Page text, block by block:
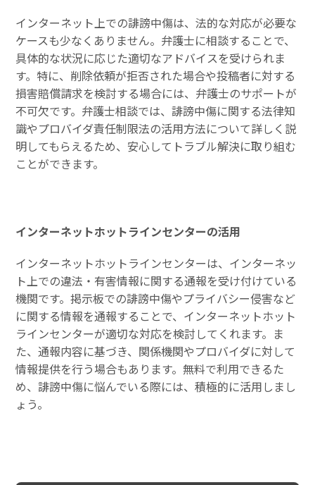
インターネット上での誹謗中傷は、法的な対応が必要な
ケースも少なくありません。弁護士に相談することで、
具体的な状況に応じた適切なアドバイスを受けられま
す。特に、削除依頼が拒否された場合や投稿者に対する
損害賠償請求を検討する場合には、弁護士のサポートが
不可欠です。弁護士相談では、誹謗中傷に関する法律知
識やプロバイダ責任制限法の活用方法について詳しく説
明してもらえるため、安心してトラブル解決に取り組む
ことができます。
インターネットホットラインセンターの活用
インターネットホットラインセンターは、インターネッ
ト上での違法・有害情報に関する通報を受け付けている
機関です。掲示板での誹謗中傷やプライバシー侵害など
に関する情報を通報することで、インターネットホット
ラインセンターが適切な対応を検討してくれます。ま
た、通報内容に基づき、関係機関やプロバイダに対して
情報提供を行う場合もあります。無料で利用できるた
め、誹謗中傷に悩んでいる際には、積極的に活用しまし
ょう。